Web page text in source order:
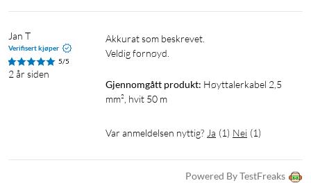
Jan T
Verifisert kjøper
5/5
2 år siden
Akkurat som beskrevet.
Veldig fornøyd.
Gjennomgått produkt: Høyttalerkabel 2,5
mm², hvit 50 m
Var anmeldelsen nyttig? Ja (1) Nei (1)
Powered By TestFreaks